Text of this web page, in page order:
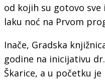
od kojih su gotovo sve
laku noć na Prvom
Inače, Gradska
godine na inicijativu
Škarice, a u početku